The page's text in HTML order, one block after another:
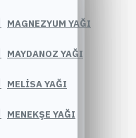
MAGNEZYUM YAĞI
MAYDANOZ YAĞI
MELISA YAĞI
MENEKŞE YAĞI